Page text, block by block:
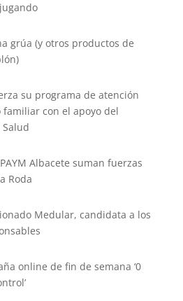
grúa (y otros productos de
su programa de atención
con el apoyo del
Albacete suman fuerzas
Roda
Medular, candidata a los
online de fin de semana ‘0